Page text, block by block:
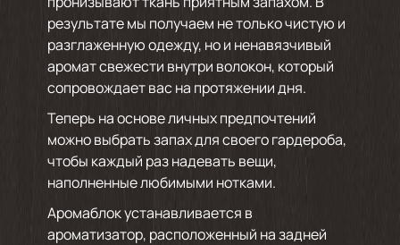
результате мы получаем не только чистую и
разглаженную одежду, но и ненавязчивый
аромат свежести внутри волокон, который
сопровождает вас на протяжении дня.
Теперь на основе личных предпочтений
можно выбрать запах для своего гардероба,
чтобы каждый раз надевать вещи,
наполненные любимыми нотками.
Аромаблок устанавливается в
ароматизатор, расположенный на задней